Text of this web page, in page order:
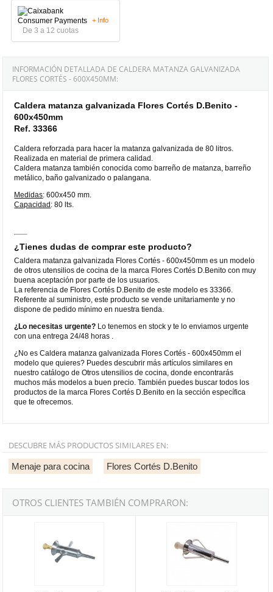
De 3 a 12 cuotas
+ Info
INFORMACIÓN DETALLADA DE CALDERA MATANZA GALVANIZADA
FLORES CORTÉS - 600X450MM:
Caldera matanza galvanizada Flores Cortés D.Benito -
600x450mm
Ref. 33366
Caldera reforzada para hacer la matanza galvanizada de 80 litros.
Realizada en material de primera calidad.
Caldera matanza también conocida como barreño de matanza, barreño
metálico, baño galvanizado o palangana.
Medidas: 600x450 mm.
Capacidad: 80 lts.
¿Tienes dudas de comprar este producto?
Caldera matanza galvanizada Flores Cortés - 600x450mm es un modelo
de otros utensilios de cocina de la marca Flores Cortés D.Benito con muy
buena aceptación por parte de los usuarios.
La referencia de Flores Cortés D.Benito de este modelo es 33366.
Referente al suministro, este producto se vende unitariamente y no
dispone de pedido mínimo en nuestra tienda.
¿Lo necesitas urgente? Lo tenemos en stock y te lo enviamos urgente
con una entrega 24/48 horas .
¿No es Caldera matanza galvanizada Flores Cortés - 600x450mm el
modelo que quieres? Puedes descubrir más artículos similares en
nuestro catálogo de Otros utensilios de cocina, donde encontrarás
muchos más modelos a buen precio. También puedes buscar todos los
productos de la marca Flores Cortés D.Benito en la sección específica
que te ofrecemos.
DESCUBRE MÁS PRODUCTOS SIMILARES EN:
Menaje para cocina Flores Cortés D.Benito
OTROS CLIENTES TAMBIÉN COMPRARON: